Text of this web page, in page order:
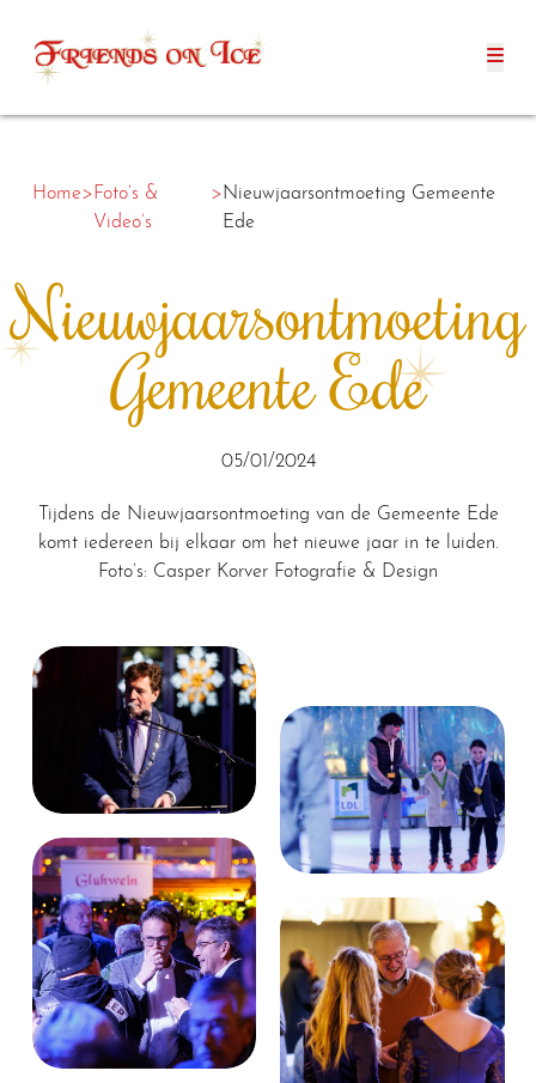
Home>Foto’s &
Video’s
> Nieuwjaarsontmoeting Gemeente
Ede
Nieuwjaarsontmoeting
Gemeente Ede
05/01/2024
Tijdens de Nieuwjaarsontmoeting van de Gemeente Ede
komt iedereen bij elkaar om het nieuwe jaar in te luiden.
Foto’s: Casper Korver Fotografie & Design